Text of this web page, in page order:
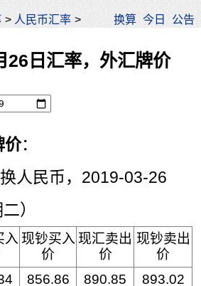
> 人民币汇率 > 换算 今日 公告
26日汇率，外汇牌价
价：
民币，2019-03-26
）
入 现钞买入
价
现汇卖出
价
现钞卖出
价
856.86 890.85
893.02